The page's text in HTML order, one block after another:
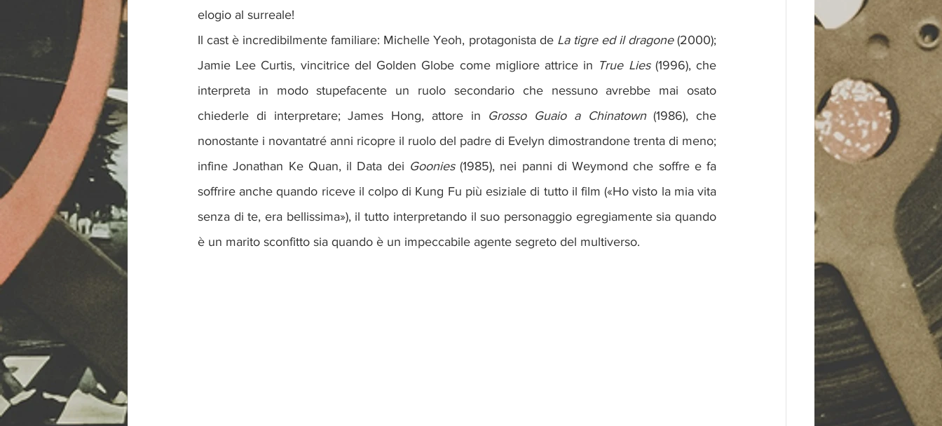
elogio al surreale!
Il cast è incredibilmente familiare: Michelle Yeoh, protagonista de La tigre ed il dragone (2000);
Jamie Lee Curtis, vincitrice del Golden Globe come migliore attrice in True Lies (1996), che
interpreta in modo stupefacente un ruolo secondario che nessuno avrebbe mai osato
chiederle di interpretare; James Hong, attore in Grosso Guaio a Chinatown (1986), che
nonostante i novantatré anni ricopre il ruolo del padre di Evelyn dimostrandone trenta di meno;
infine Jonathan Ke Quan, il Data dei Goonies (1985), nei panni di Weymond che soffre e fa
soffrire anche quando riceve il colpo di Kung Fu più esiziale di tutto il film («Ho visto la mia vita
senza di te, era bellissima»), il tutto interpretando il suo personaggio egregiamente sia quando
è un marito sconfitto sia quando è un impeccabile agente segreto del multiverso.